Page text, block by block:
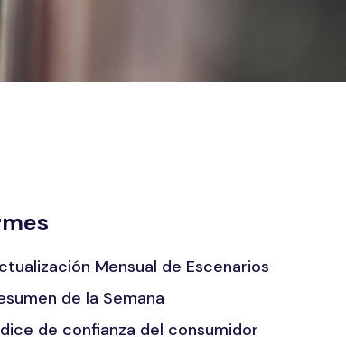
Mensual de Escenarios
de la Semana
de confianza del consumidor